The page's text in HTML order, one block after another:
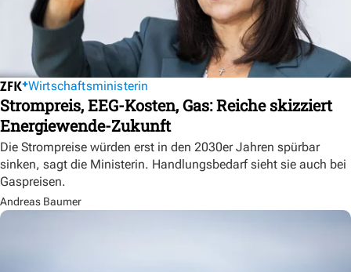
Wirtschaftsministerin
Strompreis, EEG-Kosten, Gas: Reiche skizziert
Energiewende-Zukunft
Die Strompreise würden erst in den 2030er Jahren spürbar
sinken, sagt die Ministerin. Handlungsbedarf sieht sie auch bei
Gaspreisen.
Andreas Baumer